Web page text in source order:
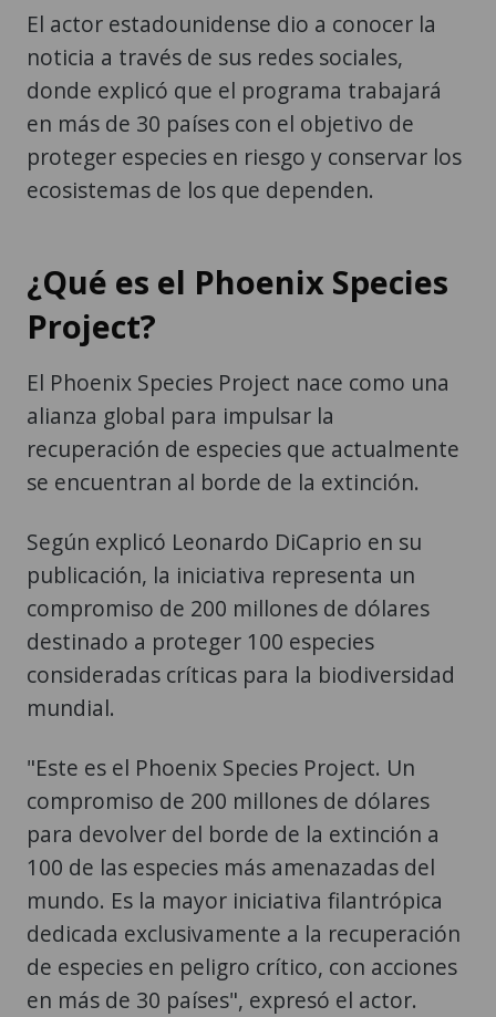
El actor estadounidense dio a conocer la
noticia a través de sus redes sociales,
donde explicó que el programa trabajará
en más de 30 países con el objetivo de
proteger especies en riesgo y conservar los
ecosistemas de los que dependen.
¿Qué es el Phoenix Species
Project?
El Phoenix Species Project nace como una
alianza global para impulsar la
recuperación de especies que actualmente
se encuentran al borde de la extinción.
Según explicó Leonardo DiCaprio en su
publicación, la iniciativa representa un
compromiso de 200 millones de dólares
destinado a proteger 100 especies
consideradas críticas para la biodiversidad
mundial.
"Este es el Phoenix Species Project. Un
compromiso de 200 millones de dólares
para devolver del borde de la extinción a
100 de las especies más amenazadas del
mundo. Es la mayor iniciativa filantrópica
dedicada exclusivamente a la recuperación
de especies en peligro crítico, con acciones
en más de 30 países", expresó el actor.